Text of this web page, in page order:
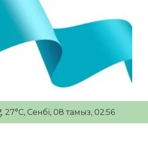
27°C, Сенбі, 08 тамыз, 02:56